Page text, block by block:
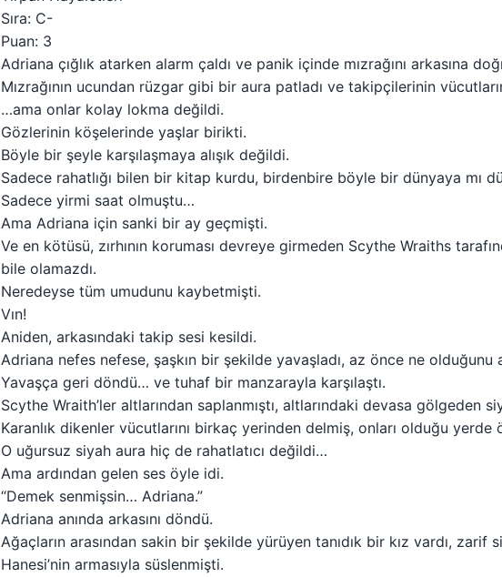
Sıra: C-
Puan: 3
Adriana çığlık atarken alarm çaldı ve panik içinde mızrağını arkasına
Mızrağının ucundan rüzgar gibi bir aura patladı ve takipçilerinin
…ama onlar kolay lokma değildi.
Gözlerinin köşelerinde yaşlar birikti.
Böyle bir şeyle karşılaşmaya alışık değildi.
Sadece rahatlığı bilen bir kitap kurdu, birdenbire böyle bir dünyaya mı
Sadece yirmi saat olmuştu…
Ama Adriana için sanki bir ay geçmişti.
Ve en kötüsü, zırhının koruması devreye girmeden Scythe Wraiths
bile olamazdı.
Neredeyse tüm umudunu kaybetmişti.
Vın!
Aniden, arkasındaki takip sesi kesildi.
Adriana nefes nefese, şaşkın bir şekilde yavaşladı, az önce ne olduğunu
Yavaşça geri döndü… ve tuhaf bir manzarayla karşılaştı.
Scythe Wraith’ler altlarından saplanmıştı, altlarındaki devasa gölgeden
Karanlık dikenler vücutlarını birkaç yerinden delmiş, onları olduğu
O uğursuz siyah aura hiç de rahatlatıcı değildi…
Ama ardından gelen ses öyle idi.
“Demek senmişsin… Adriana.”
Adriana anında arkasını döndü.
Ağaçların arasından sakin bir şekilde yürüyen tanıdık bir kız vardı,
Hanesi’nin armasıyla süslenmişti.